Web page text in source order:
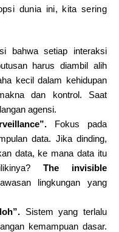
dunia ini, kita sering
bahwa setiap interaksi
harus diambil alih
kecil dalam kehidupan
dan kontrol. Saat
agensi.
Fokus pada
data. Jika dinding,
data, ke mana data itu
The invisible
lingkungan yang
Sistem yang terlalu
kemampuan dasar.